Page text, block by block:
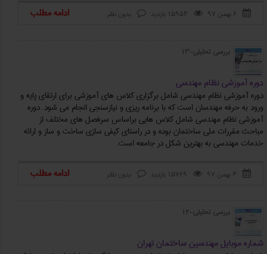
 ۶ بهمن ۹۷  15954 بازدید  بدون نظر ادامه مطلب
بررسی تحلیلی-13
دوره آموزشی نظام مهندسی
دوره آموزشی نظام مهندسی شامل برگزاری کلاس های آموزشی برای ارتقای پایه و
ورود به حرفه مهندسان است که با برنامه ریزی و نیازسنجی انجام می شود. دوره
آموزشی نظام مهندسی شامل کلاس هایی براساس سرفصل های مختلف از
مباحث مقررات ملی ساختمان بوده و در راستای کیفی سازی ساخت و ساز و ارائه
خدمات مهندسی به بهترین شکل در جامعه است.
 ۴ بهمن ۹۷  15769 بازدید  بدون نظر ادامه مطلب
بررسی تحلیلی-12
شماره موبایل مهندسین ساختمان تهران